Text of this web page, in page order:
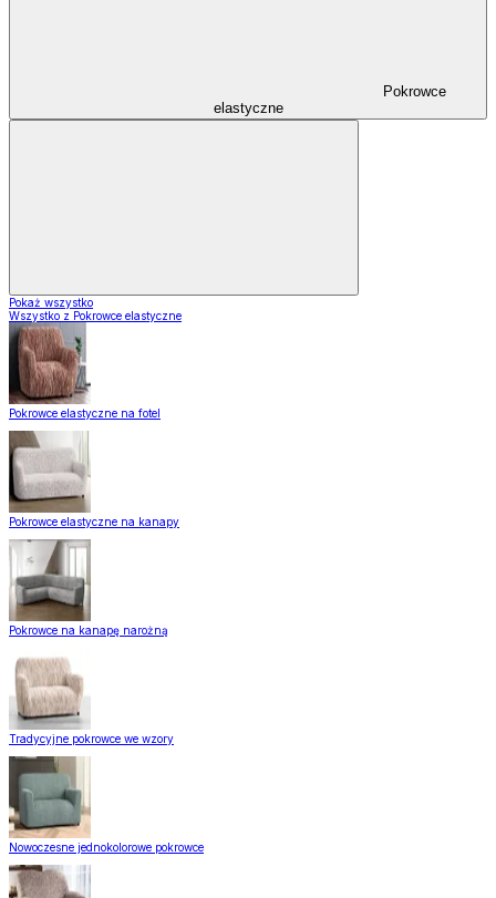
Pokrowce
elastyczne
Pokaż wszystko
Wszystko z Pokrowce elastyczne
Pokrowce elastyczne na fotel
Pokrowce elastyczne na kanapy
Pokrowce na kanapę narożną
Tradycyjne pokrowce we wzory
Nowoczesne jednokolorowe pokrowce